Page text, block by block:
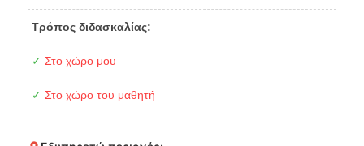
Τρόπος διδασκαλίας:
✓ Στο χώρο μου
✓ Στο χώρο του μαθητή